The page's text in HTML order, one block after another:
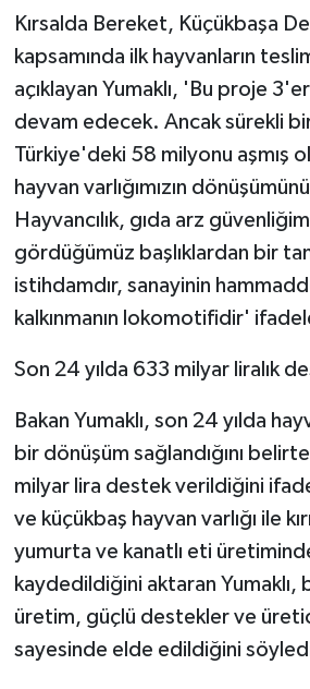
Kırsalda Bereket, Küçükbaşa
kapsamında ilk hayvanların
açıklayan Yumaklı, 'Bu proje
devam edecek. Ancak sürekli
Türkiye'deki 58 milyonu aşmış
hayvan varlığımızın
Hayvancılık, gıda arz
gördüğümüz başlıklardan bir
istihdamdır, sanayinin
kalkınmanın lokomotifidir'
Son 24 yılda 633 milyar liralık
Bakan Yumaklı, son 24 yılda
bir dönüşüm sağlandığını
milyar lira destek verildiğini
ve küçükbaş hayvan varlığı ile
yumurta ve kanatlı eti
kaydedildiğini aktaran Yumaklı,
üretim, güçlü destekler ve
sayesinde elde edildiğini